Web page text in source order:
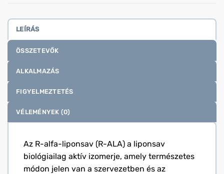
LEÍRÁS
ÖSSZETEVŐK
ALKALMAZÁS
FIGYELMEZTETÉS
VÉLEMÉNYEK (0)
Az R-alfa-liponsav (R-ALA) a liponsav
biológiailag aktív izomerje, amely természetes
módon jelen van a szervezetben és az